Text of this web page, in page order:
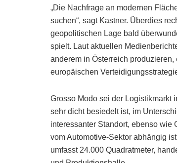
„Die Nachfrage an modernen
suchen“, sagt Kastner. Überdies
geopolitischen Lage bald
spielt. Laut aktuellen
anderem in Österreich
europäischen
Grosso Modo sei der Logistikmarkt
sehr dicht besiedelt ist, im
interessanter Standort, ebenso wie
vom Automotive-Sektor abhängig
umfasst 24.000 Quadratmeter,